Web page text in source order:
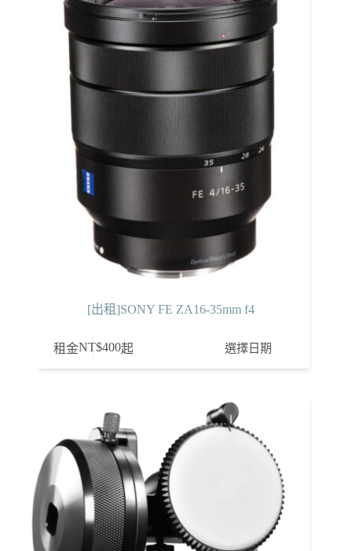
[出租]SONY FE ZA16-35mm f4
租金NT$400起 選擇日期